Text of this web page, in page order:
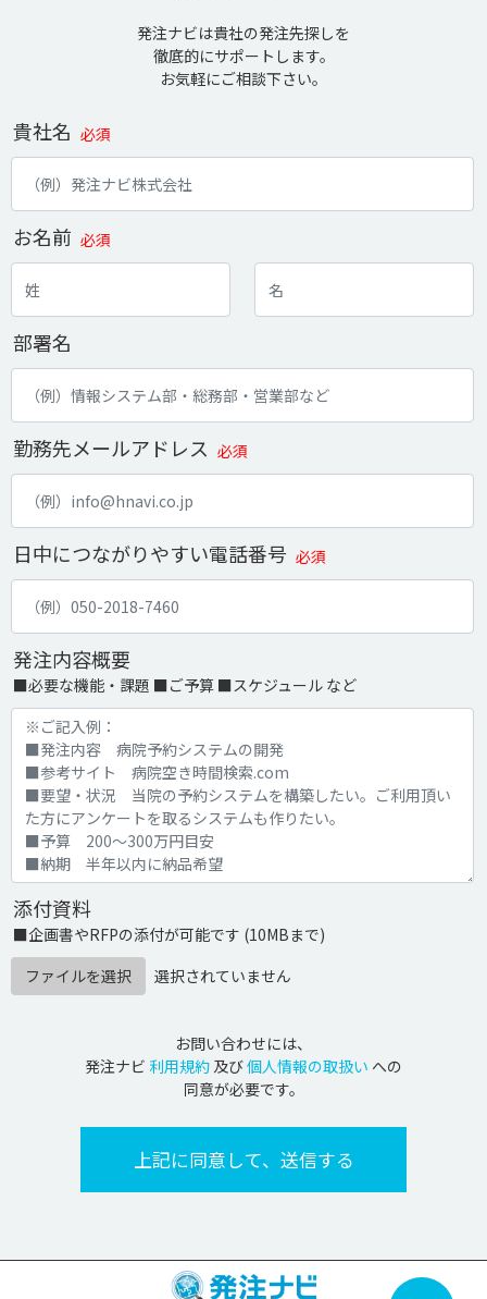
発注ナビは貴社の発注先探しを
徹底的にサポートします。
お気軽にご相談下さい。
貴社名 必須
お名前 必須
部署名
勤務先メールアドレス 必須
日中につながりやすい電話番号 必須
発注内容概要
■必要な機能・課題 ■ご予算 ■スケジュール など
添付資料
■企画書やRFPの添付が可能です (10MBまで)
ファイルを選択
選択されていません
お問い合わせには、
発注ナビ 利用規約 及び個人情報の取扱い への
同意が必要です。